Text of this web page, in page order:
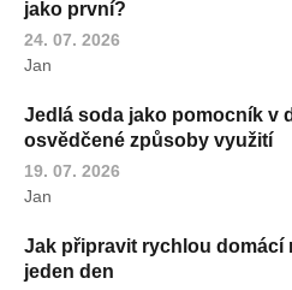
jako první?
24. 07. 2026
Jan
Jedlá soda jako pomocník v
osvědčené způsoby využití
19. 07. 2026
Jan
Jak připravit rychlou domácí
jeden den